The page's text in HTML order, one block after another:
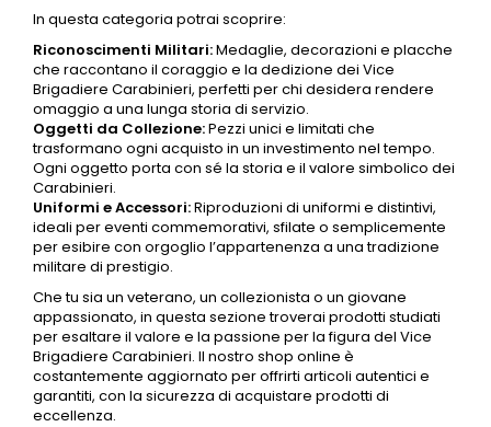
In questa categoria potrai scoprire:
Riconoscimenti Militari:Medaglie, decorazioni e placche
che raccontano il coraggio e la dedizione dei Vice
Brigadiere Carabinieri, perfetti per chi desidera rendere
omaggio a una lunga storia di servizio.
Oggetti da Collezione:Pezzi unici e limitati che
trasformano ogni acquisto in un investimento nel tempo.
Ogni oggetto porta con sé la storia e il valore simbolico dei
Carabinieri.
Uniformi eAccessori:Riproduzioni di uniformi e distintivi,
ideali per eventi commemorativi, sfilate o semplicemente
per esibire con orgoglio l’appartenenza a una tradizione
militare di prestigio.
Che tu sia un veterano, un collezionista o un giovane
appassionato, in questa sezione troverai prodotti studiati
per esaltare il valore e la passione per la figura del Vice
Brigadiere Carabinieri. Il nostro shop online è
costantemente aggiornato per offrirti articoli autentici e
garantiti, con la sicurezza di acquistare prodotti di
eccellenza.